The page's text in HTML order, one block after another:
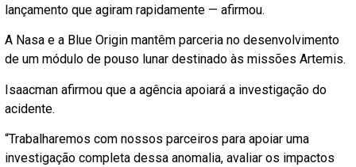
lançamento que agiram rapidamente — afirmou.
A Nasa e a Blue Origin mantêm parceria no desenvolvimento
de um módulo de pouso lunar destinado às missões Artemis.
Isaacman afirmou que a agência apoiará a investigação do
acidente.
“Trabalharemos com nossos parceiros para apoiar uma
investigação completa dessa anomalia, avaliar os impactos